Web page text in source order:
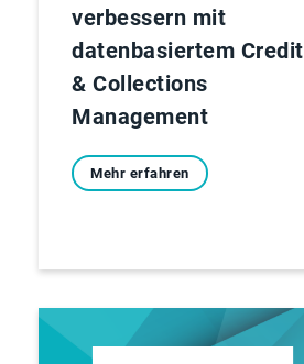
verbessern mit
datenbasiertem Credit
& Collections
Management
Mehr erfahren